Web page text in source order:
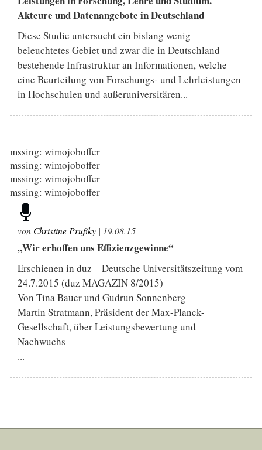
Akteure und Datenangebote in Deutschland
Diese Studie untersucht ein bislang wenig
beleuchtetes Gebiet und zwar die in Deutschland
bestehende Infrastruktur an Informationen, welche
eine Beurteilung von Forschungs- und Lehrleistungen
in Hochschulen und außeruniversitären...
mssing: wimojoboffer
mssing: wimojoboffer
mssing: wimojoboffer
mssing: wimojoboffer
von Christine Prußky | 19.08.15
„Wir erhoffen uns Effizienzgewinne“
Erschienen in duz – Deutsche Universitätszeitung vom
24.7.2015 (duz MAGAZIN 8/2015)
Von Tina Bauer und Gudrun Sonnenberg
Martin Stratmann, Präsident der Max-Planck-
Gesellschaft, über Leistungsbewertung und
Nachwuchs
...